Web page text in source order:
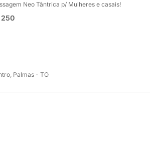
Neo Tântrica p/ Mulheres e casais!
250
Palmas - TO